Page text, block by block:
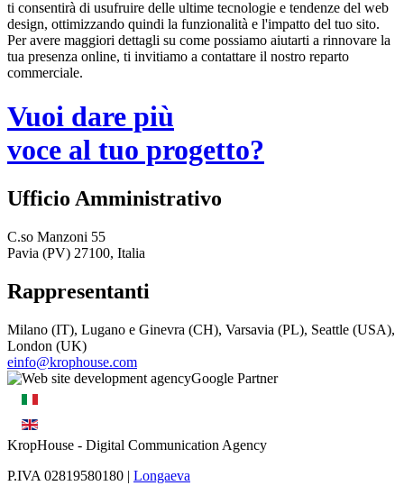
ti consentirà di usufruire delle ultime tecnologie e tendenze del web
design, ottimizzando quindi la funzionalità e l'impatto del tuo sito.
Per avere maggiori dettagli su come possiamo aiutarti a rinnovare la
tua presenza online, ti invitiamo a contattare il nostro reparto
commerciale.
Vuoi dare più
voce al tuo progetto?
Ufficio Amministrativo
C.so Manzoni 55
Pavia (PV) 27100, Italia
Rappresentanti
Milano (IT), Lugano e Ginevra (CH), Varsavia (PL), Seattle (USA),
London (UK)
einfo@krophouse.com
KropHouse - Digital Communication Agency
P.IVA 02819580180 | Longaeva